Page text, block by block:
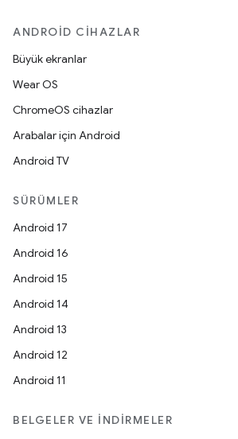
ANDROID CIHAZLAR
Büyük ekranlar
Wear OS
ChromeOS cihazlar
Arabalar için Android
Android TV
SÜRÜMLER
Android 17
Android 16
Android 15
Android 14
Android 13
Android 12
Android 11
BELGELER VE İNDIRMELER